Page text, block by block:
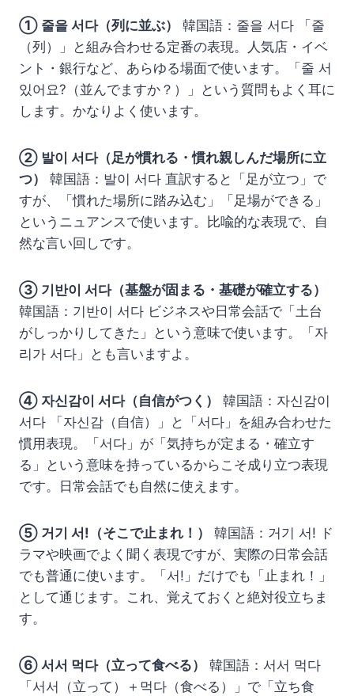
① 줄을 서다（列に並ぶ）
韓国語：줄을 서다 「줄
（列）」と組み合わせる定番の表現。人気店・イベ
ント・銀行など、あらゆる場面で使います。「줄 서
있어요?（並んでますか？）」という質問もよく耳に
します。かなりよく使います。
② 발이 서다（足が慣れる・慣れ親しんだ場所に立
つ）
韓国語：발이 서다 直訳すると「足が立つ」で
すが、「慣れた場所に踏み込む」「足場ができる」
というニュアンスで使います。比喩的な表現で、自
然な言い回しです。
③ 기반이 서다（基盤が固まる・基礎が確立する）
韓国語：기반이 서다 ビジネスや日常会話で「土台
がしっかりしてきた」という意味で使います。「자
리가 서다」とも言いますよ。
④ 자신감이 서다（自信がつく）
韓国語：자신감이
서다 「자신감（自信）」と「서다」を組み合わせた
慣用表現。「서다」が「気持ちが定まる・確立す
る」という意味を持っているからこそ成り立つ表現
です。日常会話でも自然に使えます。
⑤ 거기 서!（そこで止まれ！）
韓国語：거기 서! ド
ラマや映画でよく聞く表現ですが、実際の日常会話
でも普通に使います。「서!」だけでも「止まれ！」
として通じます。これ、覚えておくと絶対役立ちま
す。
⑥ 서서 먹다（立って食べる）
韓国語：서서 먹다
「서서（立って）＋먹다（食べる）」で「立ち食